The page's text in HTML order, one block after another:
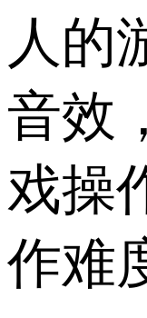
人的
音效
戏操
作难